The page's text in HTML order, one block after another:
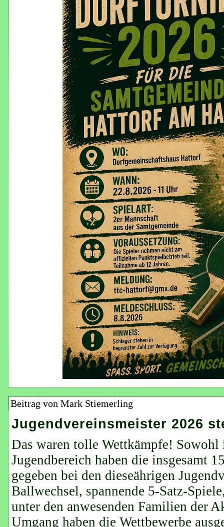
Beitrag von Mark Stiemerling
Jugendvereinsmeister 2026
Das waren tolle Wettkämpfe!
Jugendbereich haben die insgesamt
gegeben bei den dieseährigen
Ballwechsel, spannende 5-Satz-
unter den anwesenden Familien der
Umgang haben die Wettbewerbe